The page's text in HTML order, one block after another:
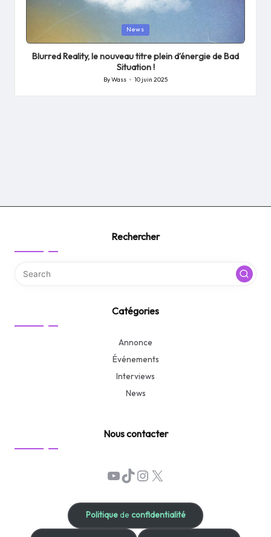
in
News
Blurred Reality, le nouveau titre plein d’énergie de Bad
Situation !
Posted
ByWass 10 juin 2025
Rechercher
Catégories
Annonce
Événements
Interviews
News
Nous contacter
YouTube
TikTok
Instagram
X
Politiquede confidentialité